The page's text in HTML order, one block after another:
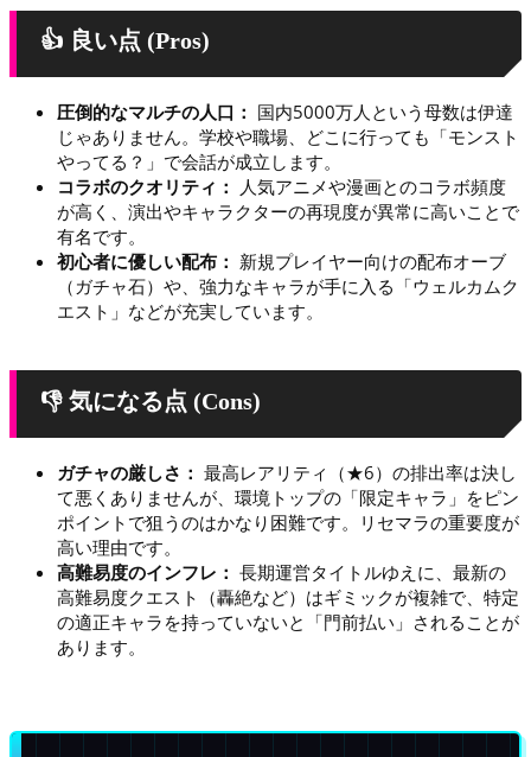
👍 良い点 (Pros)
圧倒的なマルチの人口： 国内5000万人という母数は伊達
じゃありません。学校や職場、どこに行っても「モンスト
やってる？」で会話が成立します。
コラボのクオリティ： 人気アニメや漫画とのコラボ頻度
が高く、演出やキャラクターの再現度が異常に高いことで
有名です。
初心者に優しい配布： 新規プレイヤー向けの配布オーブ
（ガチャ石）や、強力なキャラが手に入る「ウェルカムク
エスト」などが充実しています。
👎 気になる点 (Cons)
ガチャの厳しさ： 最高レアリティ（★6）の排出率は決し
て悪くありませんが、環境トップの「限定キャラ」をピン
ポイントで狙うのはかなり困難です。リセマラの重要度が
高い理由です。
高難易度のインフレ： 長期運営タイトルゆえに、最新の
高難易度クエスト（轟絶など）はギミックが複雑で、特定
の適正キャラを持っていないと「門前払い」されることが
あります。